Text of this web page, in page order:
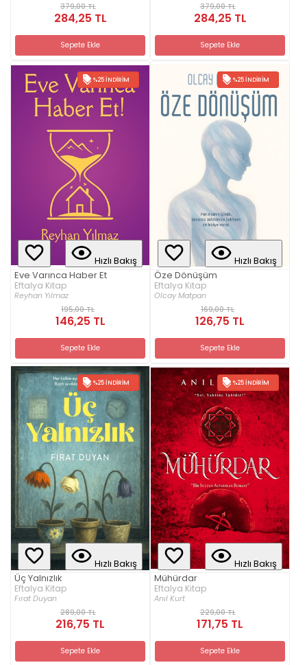
379,00 TL
284,25 TL
Sepete Ekle
379,00 TL
284,25 TL
Sepete Ekle
%25 İNDIRIM
Hızlı Bakış
Eve Varınca Haber Et
Eftalya Kitap
Reyhan Yılmaz
195,00 TL
146,25 TL
Sepete Ekle
%25 İNDIRIM
Hızlı Bakış
Öze Dönüşüm
Eftalya Kitap
Olcay Matpan
169,00 TL
126,75 TL
Sepete Ekle
%25 İNDIRIM
Hızlı Bakış
Üç Yalnızlık
Eftalya Kitap
Fırat Duyan
289,00 TL
216,75 TL
Sepete Ekle
%25 İNDIRIM
Hızlı Bakış
Mühürdar
Eftalya Kitap
Anıl Kurt
229,00 TL
171,75 TL
Sepete Ekle